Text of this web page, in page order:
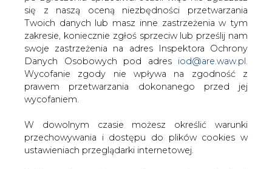
się z naszą oceną niezbędności przetwarzania
Twoich danych lub masz inne zastrzeżenia w tym
zakresie, koniecznie zgłoś sprzeciw lub prześlij nam
swoje zastrzeżenia na adres Inspektora Ochrony
Danych Osobowych pod adres iod@are.waw.pl
Wycofanie zgody nie wpływa na zgodność z
prawem przetwarzania dokonanego przed jej
wycofaniem.
W dowolnym czasie możesz określić warunki
przechowywania i dostępu do plików cookies w
ustawieniach przeglądarki internetowej.
tej inwestycji. Podkreślili, że prowadzona od 2007 r.
budowa miała zapewnić bezpieczeństwo krajowego
systemu energetycznego. Ponadto wykonano już wiele
prac, których łączna wartość sięga setek milionów
złotych. Autorzy pisma zaznaczyli, że inwestycja może
być wznowiona, bo jej dokumentacja jest aktualna i na
miejscu są doświadczeni specjaliści, pracujący od lat w
starej elektrowni.
Jak do tej pory odpowiedź z resortu nie nadeszła.
#Energetyka #kraj